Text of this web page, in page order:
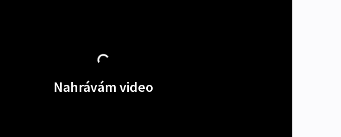
Nahrávám video